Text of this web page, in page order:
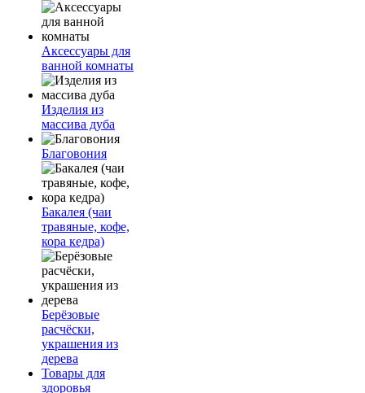
Аксессуары для
ванной комнаты
Изделия из
массива дуба
Благовония
Бакалея (чаи
травяные, кофе,
кора кедра)
Берёзовые
расчёски,
украшения из
дерева
Товары для
здоровья